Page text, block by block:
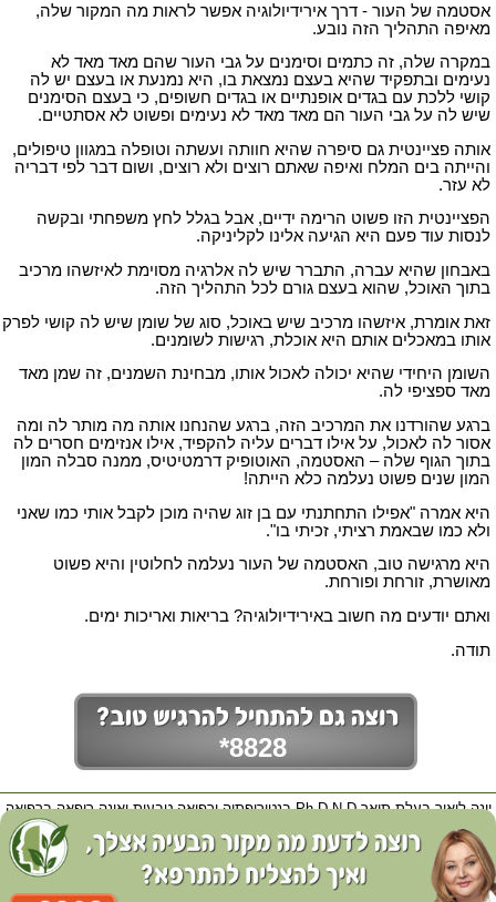
אסטמה של העור - דרך אירידיולוגיה אפשר לראות מה המקור שלה,
מאיפה התהליך הזה נובע.
במקרה שלה, זה כתמים וסימנים על גבי העור שהם מאד מאד לא
נעימים ובתפקיד שהיא בעצם נמצאת בו, היא נמנעת או בעצם יש לה
קושי ללכת עם בגדים אופנתיים או בגדים חשופים, כי בעצם הסימנים
שיש לה על גבי העור הם מאד מאד לא נעימים ופשוט לא אסתטיים.
אותה פציינטית גם סיפרה שהיא חוותה ועשתה וטופלה במגוון טיפולים,
והייתה בים המלח ואיפה שאתם רוצים ולא רוצים, ושום דבר לפי דבריה
לא עזר.
הפציינטית הזו פשוט הרימה ידיים, אבל בגלל לחץ משפחתי ובקשה
לנסות עוד פעם היא הגיעה אלינו לקליניקה.
באבחון שהיא עברה, התברר שיש לה אלרגיה מסוימת לאיזשהו מרכיב
בתוך האוכל, שהוא בעצם גורם לכל התהליך הזה.
זאת אומרת, איזשהו מרכיב שיש באוכל, סוג של שומן שיש לה קושי לפרק
אותו במאכלים אותם היא אוכלת, רגישות לשומנים.
השומן היחידי שהיא יכולה לאכול אותו, מבחינת השמנים, זה שמן מאד
מאד ספציפי לה.
ברגע שהורדנו את המרכיב הזה, ברגע שהנחנו אותה מה מותר לה ומה
אסור לה לאכול, על אילו דברים עליה להקפיד, אילו אנזימים חסרים לה
בתוך הגוף שלה – האסטמה, האוטופיק דרמטיטיס, ממנה סבלה המון
המון שנים פשוט נעלמה כלא הייתה!
היא אמרה "אפילו התחתנתי עם בן זוג שהיה מוכן לקבל אותי כמו שאני
ולא כמו שבאמת רציתי, זכיתי בו".
היא מרגישה טוב, האסטמה של העור נעלמה לחלוטין והיא פשוט
מאושרת, זורחת ופורחת.
ואתם יודעים מה חשוב באירידיולוגיה? בריאות ואריכות ימים.
תודה.
*8828
יונה ליאור בעלת תואר Ph.D-N.D בנטורופתיה ורפואה טבעית ואינה רופאה ברפואה